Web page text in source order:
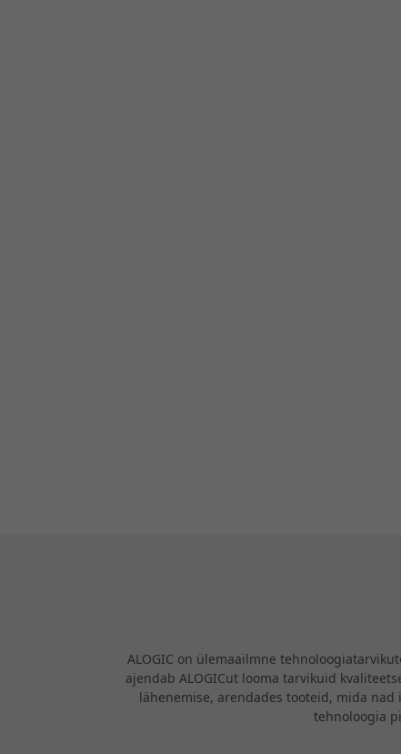
ALOGIC on ülemaailmne
ajendab ALOGICut looma tarvikuid
lähenemise, arendades tooteid, mida
tehnoloogia